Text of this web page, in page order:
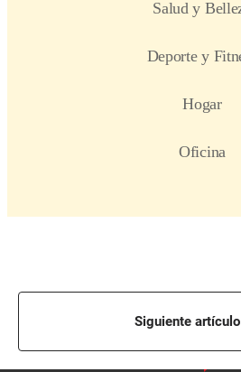
Siguiente artículo